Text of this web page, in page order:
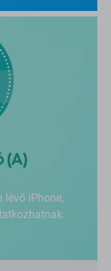
(A)
lévő iPhone,